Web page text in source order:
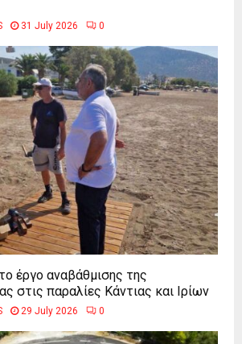
31 July 2026 0
έργο αναβάθμισης της
στις παραλίες Κάντιας και Ιρίων
29 July 2026 0